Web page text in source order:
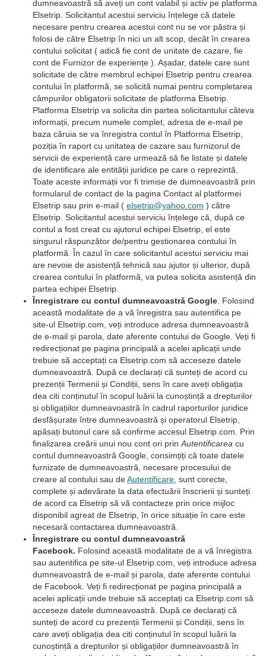
dumneavoastră să aveți un cont valabil și activ pe platforma
Elsetrip. Solicitantul acestui serviciu înțelege că datele
necesare pentru crearea acestui cont nu se vor păstra și
folosi de către Elsetrip în nici un alt scop, decât în crearea
contului solicitat ( adică fie cont de unitate de cazare, fie
cont de Furnizor de experiențe ). Așadar, datele care sunt
solicitate de către membrul echipei Elsetrip pentru crearea
contului în platformă, se solicită numai pentru completarea
câmpurilor obligatorii solicitate de platforma Elsetrip.
Platforma Elsetrip va solicita din partea solicitantului câteva
informații, precum numele complet, adresa de e-mail pe
baza căruia se va înregistra contul în Platforma Elsetrip,
poziția în raport cu unitatea de cazare sau furnizorul de
servicii de experiență care urmează să fie listate și datele
de identificare ale entității juridice pe care o reprezintă.
Toate aceste informații vor fi trimise de dumneavoastră prin
formularul de contact de la pagina Contact al platformei
Elsetrip sau prin e-mail ( elsetrip@yahoo.com ) către
Elsetrip. Solicitantul acestui serviciu înțelege că, după ce
contul a fost creat cu ajutorul echipei Elsetrip, el este
singurul răspunzător de/pentru gestionarea contului în
platformă. În cazul în care solicitantul acestui serviciu mai
are nevoie de asistență tehnică sau ajutor și ulterior, după
crearea contului în platformă, va putea solicita asistență din
partea echipei Elsetrip.
Înregistrare cu contul dumneavoastră Google . Folosind
această modalitate de a vă înregistra sau autentifica pe
site-ul Elsetrip.com, veți introduce adresa dumneavoastră
de e-mail și parola, date aferente contului de Google. Veți fi
redirecționat pe pagina principală a acelei aplicații unde
trebuie să acceptați ca Elsetrip.com să acceseze datele
dumneavoastră. După ce declarați că sunteți de acord cu
prezenții Termenii și Condiții, sens în care aveți obligația
dea citi conținutul în scopul luării la cunoștință a drepturilor
și obligațiilor dumneavoastră în cadrul raporturilor juridice
desfășurate între dumneavoastră și operatorul Elsetrip,
apăsați butonul care să confirme accesul Elsetrip.com. Prin
finalizarea creării unui nou cont ori prin Autentificarea cu
contul dumneavoastră Google, consimțiți că toate datele
furnizate de dumneavoastră, necesare procesului de
creare al contului sau deAutentificare , sunt corecte,
complete și adevărate la data efectuării înscrierii și sunteți
de acord ca Elsetrip să vă contacteze prin orice mijloc
disponibil agreat de Elsetrip, în orice situație în care este
necesară contactarea dumneavoastră.
Înregistrare cu contul dumneavoastră
Facebook. Folosind această modalitate de a vă înregistra
sau autentifica pe site-ul Elsetrip.com, veți introduce adresa
dumneavoastră de e-mail și parola, date aferente contului
de Facebook. Veți fi redirecționat pe pagina principală a
acelei aplicații unde trebuie să acceptați ca Elsetrip.com să
acceseze datele dumneavoastră. După ce declarați că
sunteți de acord cu prezenții Termenii și Condiții, sens în
care aveți obligația dea citi conținutul în scopul luării la
cunoștință a drepturilor și obligațiilor dumneavoastră în